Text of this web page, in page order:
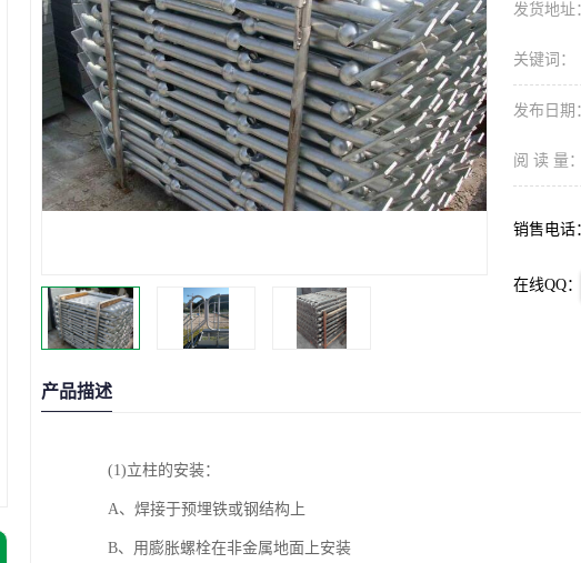
发货地址
关键词：
发布日期
阅 读 量：
销售电话
在线QQ：
产品描述
(1)立柱的安装：
A、焊接于预埋铁或钢结构上
B、用膨胀螺栓在非金属地面上安装